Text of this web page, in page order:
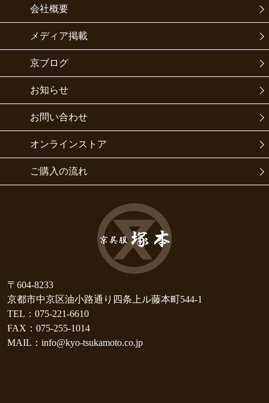
会社概要
メディア掲載
京ブログ
お知らせ
お問い合わせ
オンラインストア
ご購入の流れ
〒604-8233
京都市中京区油小路通り四条上ル藤本町544-1
TEL：075-221-6610
FAX：075-255-1014
MAIL：info@kyo-tsukamoto.co.jp